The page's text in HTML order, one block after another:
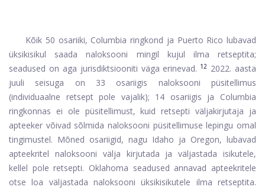
Kõik 50 osariiki, Columbia ringkond ja Puerto Rico lubavad
üksikisikul saada naloksooni mingil kujul ilma retseptita;
seadused on aga jurisdiktsiooniti väga erinevad. 12 2022. aasta
juuli seisuga on 33 osariigis naloksooni püsitellimus
(individuaalne retsept pole vajalik); 14 osariigis ja Columbia
ringkonnas ei ole püsitellimust, kuid retsepti väljakirjutaja ja
apteeker võivad sõlmida naloksooni püsitellimuse lepingu omal
tingimustel. Mõned osariigid, nagu Idaho ja Oregon, lubavad
apteekritel naloksooni välja kirjutada ja väljastada isikutele,
kellel pole retsepti. Oklahoma seadused annavad apteekritele
otse loa väljastada naloksooni üksikisikutele ilma retseptita.